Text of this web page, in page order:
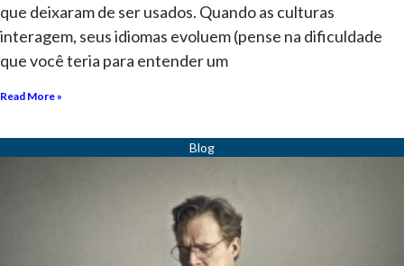
que deixaram de ser usados. Quando as culturas
interagem, seus idiomas evoluem (pense na dificuldade
que você teria para entender um
Read More »